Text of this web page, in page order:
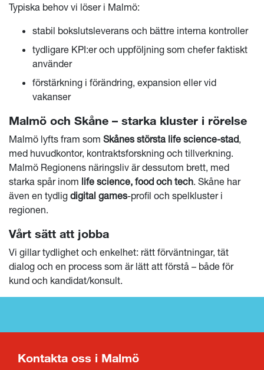
Typiska behov vi löser i Malmö:
stabil bokslutsleverans och bättre interna kontroller
tydligare KPI:er och uppföljning som chefer faktiskt
använder
förstärkning i förändring, expansion eller vid
vakanser
Malmö och Skåne – starka kluster i rörelse
Malmö lyfts fram som Skånes största life science-stad,
med huvudkontor, kontraktsforskning och tillverkning.
Malmö Regionens näringsliv är dessutom brett, med
starka spår inom life science, food och tech. Skåne har
även en tydlig digital games-profil och spelkluster i
regionen.
Vårt sätt att jobba
Vi gillar tydlighet och enkelhet: rätt förväntningar, tät
dialog och en process som är lätt att förstå – både för
kund och kandidat/konsult.
Kontakta oss i Malmö